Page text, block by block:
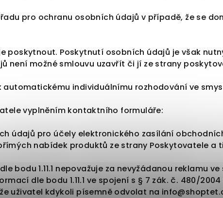
pro ochranu osobních údajů v případě, že se
poskytnout. Poskytnutí osobních údajů je však
není možné smlouvu uzavřít či jí ze strany
automatickému individuálnímu rozhodování ve
vyplněním kontaktního formuláře:
údajů pro účely elektronického zasílání
nabídek produktů ze strany Poskytovatele a
bodu 1.11.1 nepovažuje za nevyžádanou reklamu
dle bodu 1.11.1 ve spojení s § 7 zák. č. 480/
uživatel kdykoli písemně odvolat na